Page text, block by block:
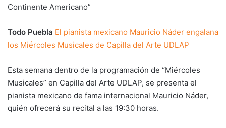
Continente Americano”
Todo Puebla El pianista mexicano Mauricio Náder engalana
los Miércoles Musicales de Capilla del Arte UDLAP
Esta semana dentro de la programación de “Miércoles
Musicales” en Capilla del Arte UDLAP, se presenta el
pianista mexicano de fama internacional Mauricio Náder,
quién ofrecerá su recital a las 19:30 horas.